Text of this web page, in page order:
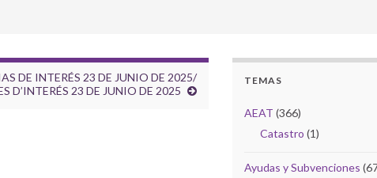
DE INTERÉS 23 DE JUNIO DE 2025/
D’INTERÉS 23 DE JUNIO DE 2025
TEMAS
AEAT (366)
Catastro (1)
Ayudas y Subvenciones